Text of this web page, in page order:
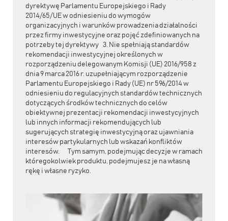
dyrektywę Parlamentu Europejskiego i Rady
2014/65/UE w odniesieniu do wymogów
organizacyjnych i warunków prowadzenia działalności
przez firmy inwestycyjne oraz pojęć zdefiniowanych na
potrzeby tej dyrektywy 3. Nie spełniają standardów
rekomendacji inwestycyjnej określonych w
rozporządzeniu delegowanym Komisji (UE) 2016/958 z
dnia 9 marca 2016 r. uzupełniającym rozporządzenie
Parlamentu Europejskiego i Rady (UE) nr 596/2014 w
odniesieniu do regulacyjnych standardów technicznych
dotyczących środków technicznych do celów
obiektywnej prezentacji rekomendacji inwestycyjnych
lub innych informacji rekomendujących lub
sugerujących strategię inwestycyjną oraz ujawniania
interesów partykularnych lub wskazań konfliktów
interesów. Tym samym, podejmując decyzje w ramach
któregokolwiek produktu, podejmujesz je na własną
rękę i własne ryzyko.